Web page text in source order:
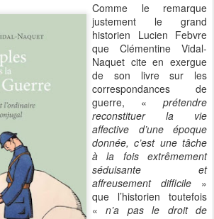
Comme le remarque
justement le grand
historien Lucien Febvre
que Clémentine Vidal-
Naquet cite en exergue
de son livre sur les
correspondances de
guerre, « prétendre
reconstituer la vie
affective d’une époque
donnée, c’est une tâche
à la fois extrêmement
séduisante et
affreusement difficile »
que l’historien toutefois
«n’a pas le droit de